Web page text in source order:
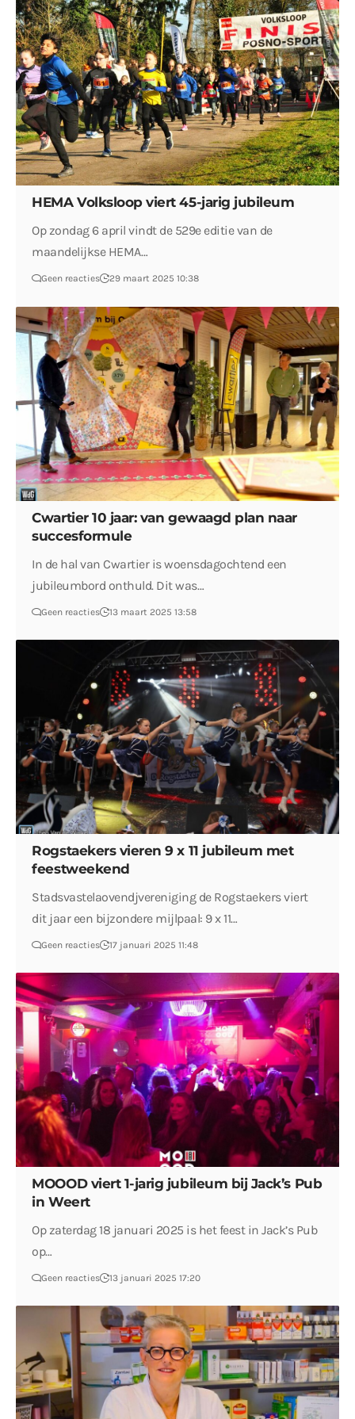
HEMA Volksloop viert 45-jarig jubileum
Op zondag 6 april vindt de 529e editie van de
maandelijkse HEMA…
Geen reacties 29 maart 2025 10:38
Cwartier 10 jaar: van gewaagd plan naar
succesformule
In de hal van Cwartier is woensdagochtend een
jubileumbord onthuld. Dit was…
Geen reacties 13 maart 2025 13:58
Rogstaekers vieren 9 x 11 jubileum met
feestweekend
Stadsvastelaovendjvereniging de Rogstaekers viert
dit jaar een bijzondere mijlpaal: 9 x 11…
Geen reacties 17 januari 2025 11:48
MOOOD viert 1-jarig jubileum bij Jack’s Pub
in Weert
Op zaterdag 18 januari 2025 is het feest in Jack’s Pub
op…
Geen reacties 13 januari 2025 17:20